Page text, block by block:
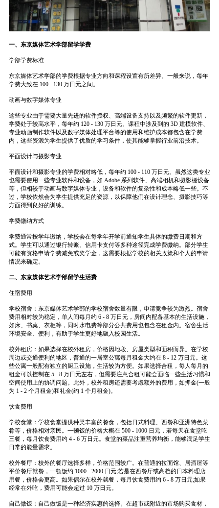
一、东京媒体艺术学部留学学费
学部学费标准
东京媒体艺术学部的学费根据专业方向和课程设置有所差异。一般来说，每年
学费大致在 100 - 130 万日元之间。
动画与数字媒体专业
这些专业由于需要大量先进的软件授权、高端设备支持以及频繁的软件更新，
学费处于较高水平，每年约 120 - 130 万日元。课程中涉及到的 3D 建模软件、
专业动画制作软件以及数字媒体处理平台等的使用和维护成本都包含在学费
内，这些资源为学生提供了优质的学习条件，使其能够掌握行业前沿技术。
平面设计与摄影专业
平面设计和摄影专业的学费相对略低，每年约 100 - 110 万日元。虽然这类专业
也需要使用一些专业软件和设备，如 Adobe 系列软件、高端相机和摄影棚设备
等，但相较于动画与数字媒体专业，设备和软件的复杂性和成本略低一些。不
过，学校依然会为学生提供充足的资源，以保障他们在设计理念、摄影技巧等
方面得到良好的训练。
学费缴纳方式
学费通常按学年缴纳，学校会在每学年开学前通知学生具体的缴费日期和方
式。学生可以通过银行转账、信用卡支付等多种途径完成学费缴纳。部分学生
可能有资格申请学费减免或奖学金，这需要根据学校的相关政策和个人的申请
情况来确定。
二、东京媒体艺术学部留学生活费
住宿费用
学校宿舍：东京媒体艺术学部的学校宿舍数量有限，申请竞争较为激烈。宿舍
费用相对较为稳定，单人间每月约 6 - 8 万日元，房间内配备基本的生活设施，
如床、书桌、衣柜等，同时水电费等部分公共费用也包含在租金内。宿舍生活
环境安全、便利，有助于学生更好地融入校园生活。
校外租房：如果选择在校外租房，价格因地段、房屋类型和面积而异。在学校
周边或交通便利的地区，普通的一居室公寓每月租金大约在 8 - 12 万日元。这
些公寓一般配有独立的厨卫设施，生活较为方便。如果选择合租，每人每月的
租金可以控制在 5 - 8 万日元左右，但需要注意合租可能会面临一些生活习惯和
空间使用上的协调问题。此外，校外租房还需要考虑额外的费用，如押金(一般
为 1 - 2 个月租金)和礼金(约 1 个月租金)。
饮食费用
学校食堂：学校食堂提供种类丰富的餐食，包括日式料理、西餐和亚洲特色菜
肴等，价格相对亲民。一顿饭的价格大概在 500 - 1000 日元，若每天在食堂吃
三餐，每月饮食费用约 4 - 6 万日元。食堂的菜品注重营养均衡，能够满足学生
日常的能量需求。
校外餐厅：校外的餐厅选择多样，价格范围较广。在普通的拉面馆、居酒屋等
平价餐厅就餐，一顿饭约 1000 - 2000 日元;若是在西餐厅或高档的日本料理店
用餐，价格会更高。如果偶尔在校外就餐，每月饮食费用约 6 - 8 万日元;如果
经常在外吃，费用可能会超过 10 万日元。
自己做饭：自己做饭是一种经济实惠的选择。在超市或附近的市场购买食材，